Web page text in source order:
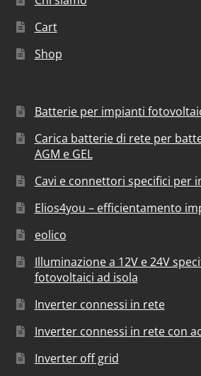
Cart
Shop
Batterie per impianti
Carica batterie di rete per
AGM e GEL
Cavi e connettori specifici per
Elios4you – efficientamento
eolico
Illuminazione a 12V e 24V
fotovoltaici ad isola
Inverter connessi in rete
Inverter connessi in rete con
Inverter off grid